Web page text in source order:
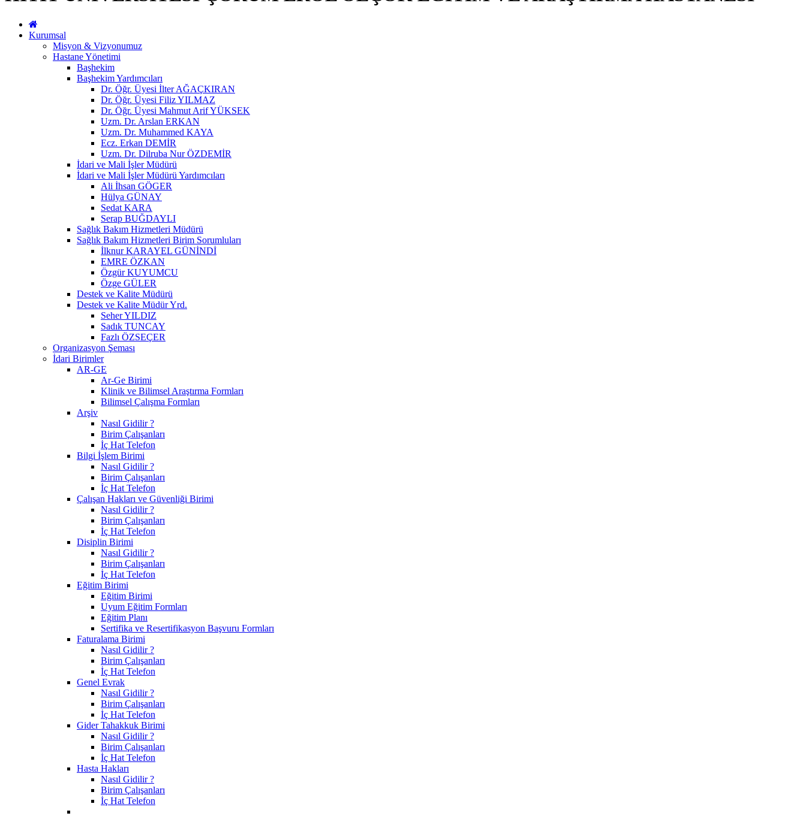
Kurumsal
Misyon & Vizyonumuz
Hastane Yönetimi
Başhekim
Başhekim Yardımcıları
Dr. Öğr. Üyesi İlter AĞAÇKIRAN
Dr. Öğr. Üyesi Filiz YILMAZ
Dr. Öğr. Üyesi Mahmut Arif YÜKSEK
Uzm. Dr. Arslan ERKAN
Uzm. Dr. Muhammed KAYA
Ecz. Erkan DEMİR
Uzm. Dr. Dilruba Nur ÖZDEMİR
İdari ve Mali İşler Müdürü
İdari ve Mali İşler Müdürü Yardımcıları
Ali İhsan GÖGER
Hülya GÜNAY
Sedat KARA
Serap BUĞDAYLI
Sağlık Bakım Hizmetleri Müdürü
Sağlık Bakım Hizmetleri Birim Sorumluları
İlknur KARAYEL GÜNİNDİ
EMRE ÖZKAN
Özgür KUYUMCU
Özge GÜLER
Destek ve Kalite Müdürü
Destek ve Kalite Müdür Yrd.
Seher YILDIZ
Sadık TUNCAY
Fazlı ÖZSEÇER
Organizasyon Şeması
İdari Birimler
AR-GE
Ar-Ge Birimi
Klinik ve Bilimsel Araştırma Formları
Bilimsel Çalışma Formları
Arşiv
Nasıl Gidilir ?
Birim Çalışanları
İç Hat Telefon
Bilgi İşlem Birimi
Nasıl Gidilir ?
Birim Çalışanları
İç Hat Telefon
Çalışan Hakları ve Güvenliği Birimi
Nasıl Gidilir ?
Birim Çalışanları
İç Hat Telefon
Disiplin Birimi
Nasıl Gidilir ?
Birim Çalışanları
İç Hat Telefon
Eğitim Birimi
Eğitim Birimi
Uyum Eğitim Formları
Eğitim Planı
Sertifika ve Resertifikasyon Başvuru Formları
Faturalama Birimi
Nasıl Gidilir ?
Birim Çalışanları
İç Hat Telefon
Genel Evrak
Nasıl Gidilir ?
Birim Çalışanları
İç Hat Telefon
Gider Tahakkuk Birimi
Nasıl Gidilir ?
Birim Çalışanları
İç Hat Telefon
Hasta Hakları
Nasıl Gidilir ?
Birim Çalışanları
İç Hat Telefon